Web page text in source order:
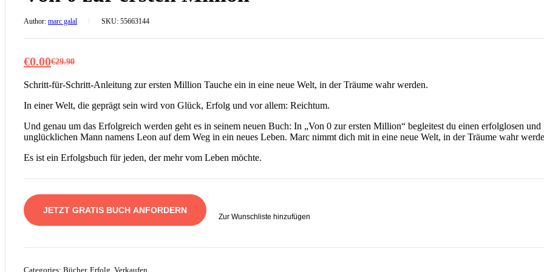
Author: marc galal SKU: 55663144
€29.90
Ursprünglicher
Preis
war:
€29.90
€0.00
Aktueller
Preis
ist:
€0.00.
Schritt-für-Schritt-Anleitung zur ersten Million Tauche ein in eine neue Welt, in der Träume wahr werden.
In einer Welt, die geprägt sein wird von Glück, Erfolg und vor allem: Reichtum.
Und genau um das Erfolgreich werden geht es in seinem neuen Buch: ​In „Von 0 zur ersten Million“ begleitest du einen erfolglosen und
unglücklichen Mann namens Leon auf dem Weg in ein neues Leben.​ Marc nimmt dich mit in eine neue Welt, in der Träume wahr
Es ist ein Erfolgsbuch für jeden, der mehr vom Leben möchte.
JETZT GRATIS BUCH ANFORDERN
Zur Wunschliste hinzufügen
Categories: Bücher, Erfolg, Verkaufen